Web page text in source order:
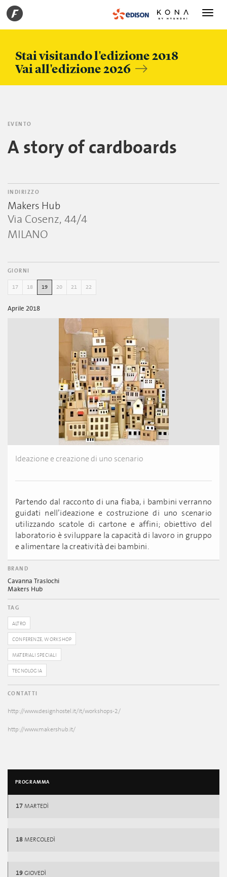
Stai visitando l'edizione 2018
Vai all'edizione 2026
Toggle
EVENTO
A story of cardboards
INDIRIZZO
Makers Hub
Via Cosenz, 44/4
MILANO
GIORNI
17 18 19 20 21 22
Aprile 2018
Ideazione e creazione di uno scenario
Partendo dal racconto di una fiaba, i bambini verranno
guidati nell’ideazione e costruzione di uno scenario
utilizzando scatole di cartone e affini; obiettivo del
laboratorio è sviluppare la capacità di lavoro in gruppo
e alimentare la creatività dei bambini.
BRAND
Cavanna Traslochi
Makers Hub
TAG
ALTRO
CONFERENZE, WORKSHOP
MATERIALI SPECIALI
TECNOLOGIA
CONTATTI
http://www.designhostel.it/it/workshops-2/
http://www.makershub.it/
PROGRAMMA
17 MARTEDÌ
18 MERCOLEDÌ
19 GIOVEDÌ